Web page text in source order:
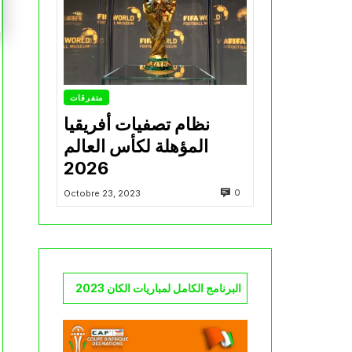
متفرقات
نظام تصفيات أفريقيا
المؤهلة لكأس العالم
2026
Octobre 23, 2023 0
البرنامج الكامل لمباريات الكان 2023